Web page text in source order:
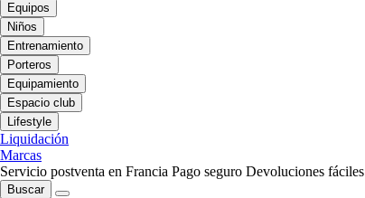
Equipos
Niños
Entrenamiento
Porteros
Equipamiento
Espacio club
Lifestyle
Liquidación
Marcas
Servicio postventa en Francia Pago seguro Devoluciones fáciles
Buscar